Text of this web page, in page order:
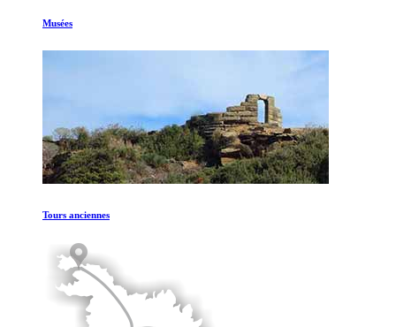
Musées
Tours anciennes